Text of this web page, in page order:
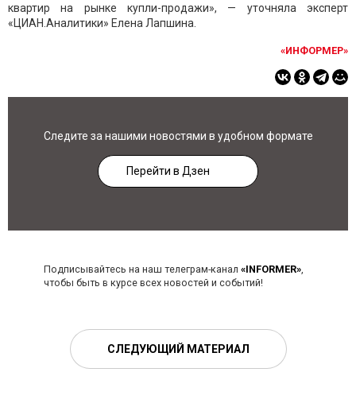
квартир на рынке купли-продажи», — уточняла эксперт
«ЦИАН.Аналитики» Елена Лапшина.
«ИНФОРМЕР»
Следите за нашими новостями в удобном формате
Перейти в Дзен
Подписывайтесь на наш телеграм-канал «INFORMER»,
чтобы быть в курсе всех новостей и событий!
СЛЕДУЮЩИЙ МАТЕРИАЛ